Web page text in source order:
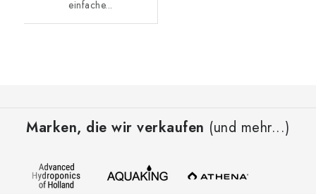
einfache...
Marken, die wir verkaufen (und mehr...)